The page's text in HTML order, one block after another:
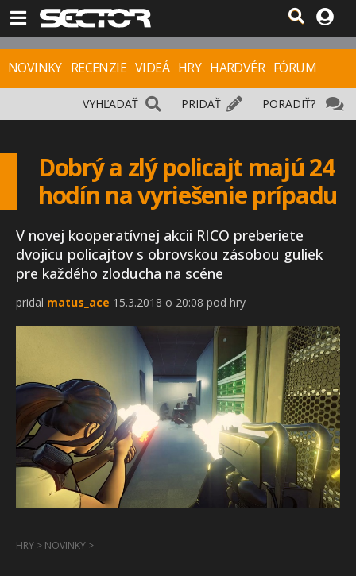
NOVINKY RECENZIE VIDEÁ HRY HARDVÉR FÓRUM
PORADIŤ?
PRIDAŤ
VYHĽADAŤ
Dobrý a zlý policajt majú 24
hodín na vyriešenie prípadu
V novej kooperatívnej akcii RICO preberiete
dvojicu policajtov s obrovskou zásobou guliek
pre každého zloducha na scéne
pridal matus_ace 15.3.2018 o 20:08 pod hry
HRY > NOVINKY >